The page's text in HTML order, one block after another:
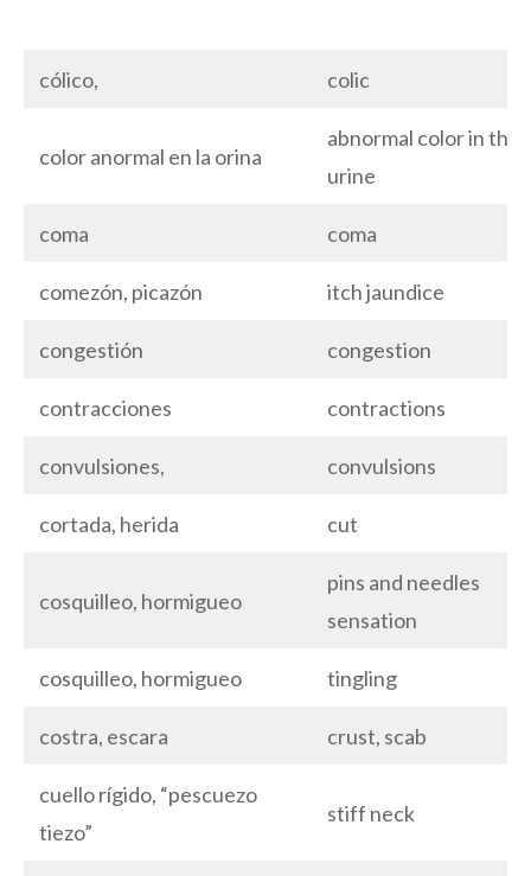
cólico, colic
color anormal en la orina
abnormal color in the
urine
coma coma
comezón, picazón itch jaundice
congestión congestion
contracciones contractions
convulsiones, convulsions
cortada, herida cut
cosquilleo, hormigueo
pins and needles
sensation
cosquilleo, hormigueo tingling
costra, escara crust, scab
cuello rígido, “pescuezo
tiezo”
stiff neck